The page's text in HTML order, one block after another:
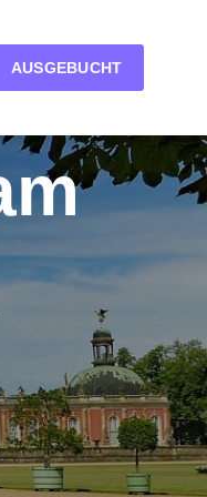
AUSGEBUCHT